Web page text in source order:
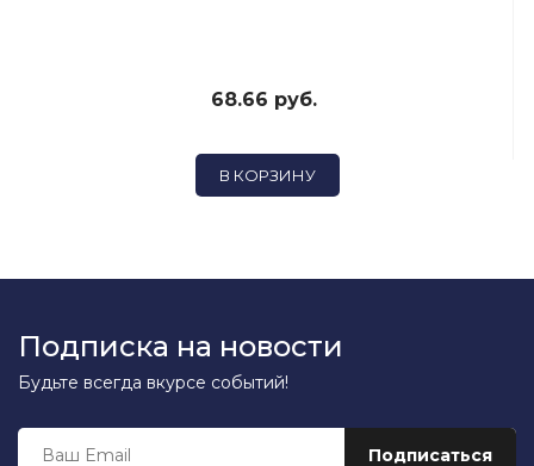
68.66 руб.
В КОРЗИНУ
Подписка на новости
Будьте всегда вкурсе событий!